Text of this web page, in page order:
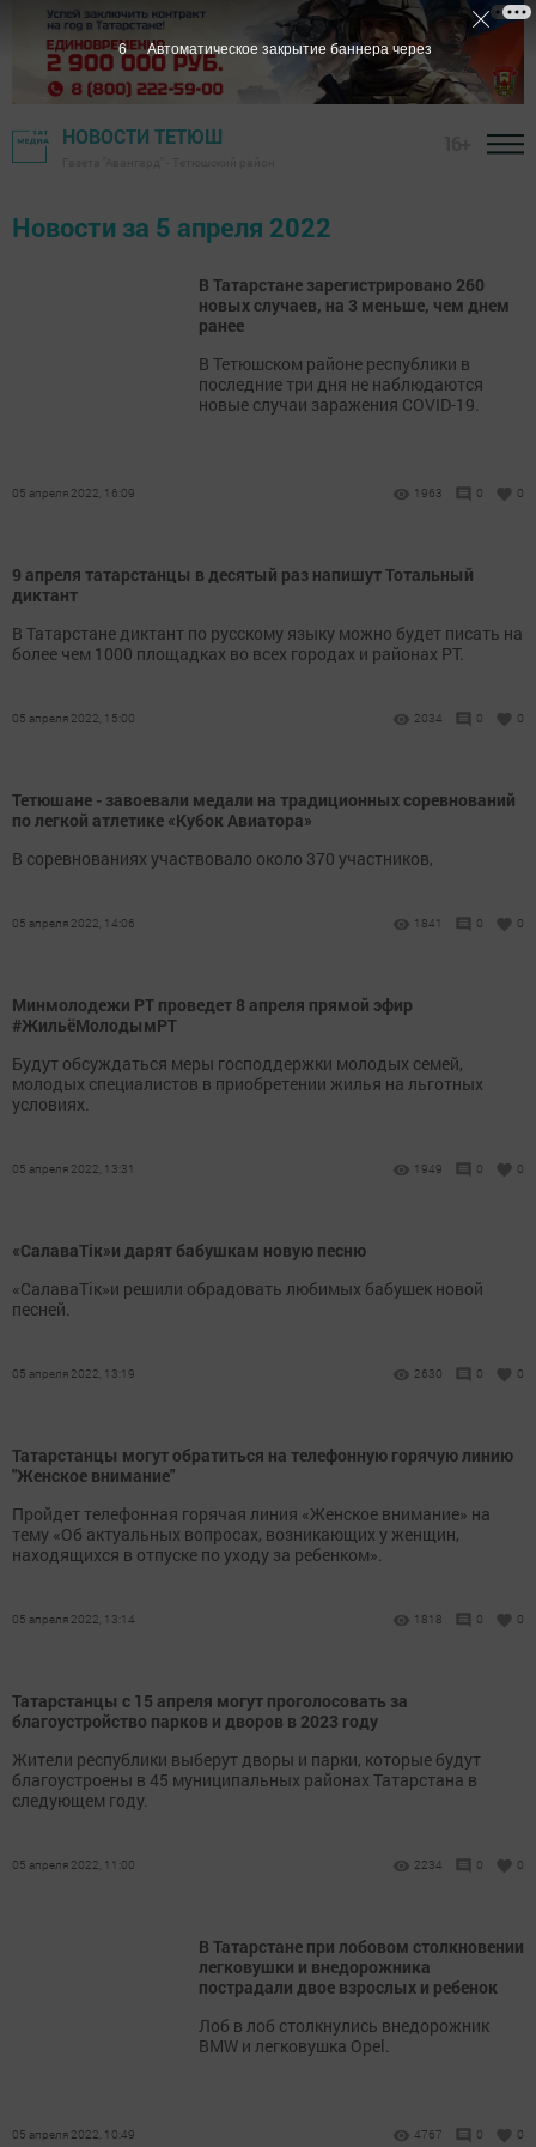
НОВОСТИ ТЕТЮШ
Новости за 5 апреля 2022
В Татарстане зарегистрировано 260
новых случаев, на 3 меньше, чем днем
ранее
В Тетюшском районе республики в
последние три дня не наблюдаются
новые случаи заражения COVID-19.
05 апреля 2022, 16:09 1963 0 0
9 апреля татарстанцы в десятый раз напишут Тотальный
диктант
В Татарстане диктант по русскому языку можно будет писать на
более чем 1000 площадках во всех городах и районах РТ.
05 апреля 2022, 15:00 2034 0 0
Тетюшане - завоевали медали на традиционных соревнований
по легкой атлетике «Кубок Авиатора»
В соревнованиях участвовало около 370 участников,
05 апреля 2022, 14:06 1841 0 0
Минмолодежи РТ проведет 8 апреля прямой эфир
#ЖильёМолодымРТ
Будут обсуждаться меры господдержки молодых семей,
молодых специалистов в приобретении жилья на льготных
условиях.
05 апреля 2022, 13:31 1949 0 0
«СалаваТік»и дарят бабушкам новую песню
«СалаваТік»и решили обрадовать любимых бабушек новой
песней.
05 апреля 2022, 13:19 2630 0 0
Татарстанцы могут обратиться на телефонную горячую линию
"Женское внимание"
Пройдет телефонная горячая линия «Женское внимание» на
тему «Об актуальных вопросах, возникающих у женщин,
находящихся в отпуске по уходу за ребенком».
05 апреля 2022, 13:14 1818 0 0
Татарстанцы с 15 апреля могут проголосовать за
благоустройство парков и дворов в 2023 году
Жители республики выберут дворы и парки, которые будут
благоустроены в 45 муниципальных районах Татарстана в
следующем году.
05 апреля 2022, 11:00 2234 0 0
В Татарстане при лобовом столкновении
легковушки и внедорожника
пострадали двое взрослых и ребенок
Лоб в лоб столкнулись внедорожник
BMW и легковушка Opel.
05 апреля 2022, 10:49 4767 0 0
5 Автоматическое закрытие баннера через